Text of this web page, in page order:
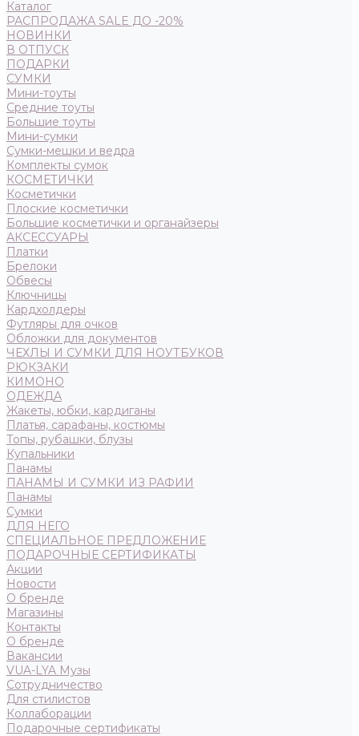
Каталог
РАСПРОДАЖА SALE ДО -20%
НОВИНКИ
В ОТПУСК
ПОДАРКИ
СУМКИ
Мини-тоуты
Средние тоуты
Большие тоуты
Мини-сумки
Сумки-мешки и ведра
Комплекты сумок
КОСМЕТИЧКИ
Косметички
Плоские косметички
Большие косметички и органайзеры
АКСЕССУАРЫ
Платки
Брелоки
Обвесы
Ключницы
Кардхолдеры
Футляры для очков
Обложки для документов
ЧЕХЛЫ И СУМКИ ДЛЯ НОУТБУКОВ
РЮКЗАКИ
КИМОНО
ОДЕЖДА
Жакеты, юбки, кардиганы
Платья, сарафаны, костюмы
Топы, рубашки, блузы
Купальники
Панамы
ПАНАМЫ И СУМКИ ИЗ РАФИИ
Панамы
Сумки
ДЛЯ НЕГО
СПЕЦИАЛЬНОЕ ПРЕДЛОЖЕНИЕ
ПОДАРОЧНЫЕ СЕРТИФИКАТЫ
Акции
Новости
О бренде
Магазины
Контакты
О бренде
Вакансии
VUA-LYA Музы
Сотрудничество
Для стилистов
Коллаборации
Подарочные сертификаты